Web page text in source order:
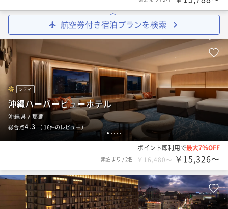
航空券付き宿泊プランを検索
1 2 3 4 5
シティ
沖縄ハーバービューホテル
沖縄県 / 那覇
総合点4.3 （ 16件のレビュー）
ポイント即利用で最大7％OFF
素泊まり /2名 ￥16,480〜 ￥15,326〜